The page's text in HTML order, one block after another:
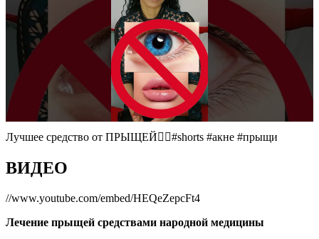
Лучшее средство от ПРЫЩЕЙ👍🏾#shorts #акне #прыщи
ВИДЕО
//www.youtube.com/embed/HEQeZepcFt4
Лечение прыщей средствами народной медицины